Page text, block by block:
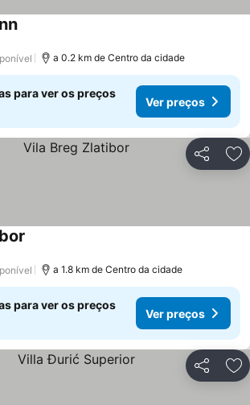
Ver preços
a 0.2 km de Centro da cidade
para ver os preços
Ver preços
Partilhar
a 1.8 km de Centro da cidade
para ver os preços
Ver preços
Partilhar